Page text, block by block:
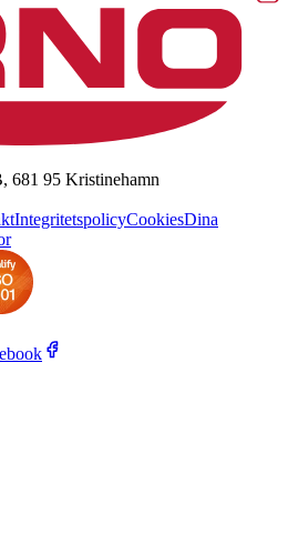
681 95 Kristinehamn
IntegritetspolicyCookiesDina